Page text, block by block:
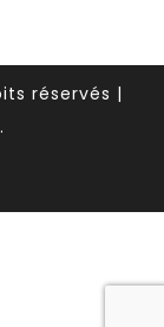
réservés |